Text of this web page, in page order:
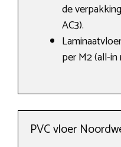
de
AC3).
per M2 (all-
PVC vloer